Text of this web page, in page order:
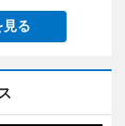
見る